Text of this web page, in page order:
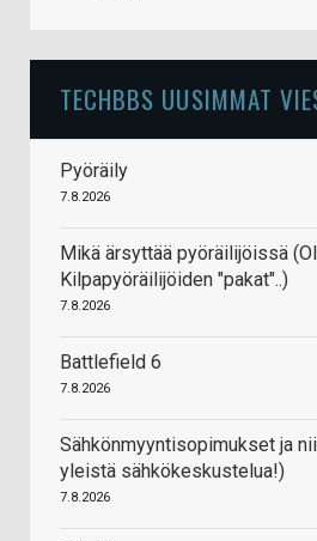
TECHBBS UUSIMMAT
Pyöräily
7.8.2026
Mikä ärsyttää pyöräilijöissä
Kilpapyöräilijöiden "pakat"..)
7.8.2026
Battlefield 6
7.8.2026
Sähkönmyyntisopimukset ja
yleistä sähkökeskustelua!)
7.8.2026